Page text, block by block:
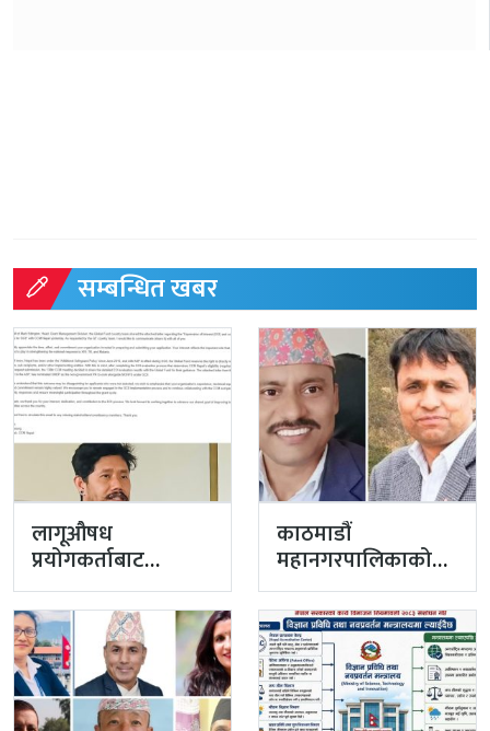
सम्बन्धित खबर
लागूऔषध
प्रयोगकर्ताबाट
सीसीएम उपाध्यक्ष
बनेका गुरुङको अवैध
इमेलले उठायो
अध्यक्ष…
काठमाडौं
महानगरपालिकाको
प्रमुख प्रशासकीय
अधिकृतमा अर्याल,
सहसचिव केसी
अख्तियारबाट ‘आउट’